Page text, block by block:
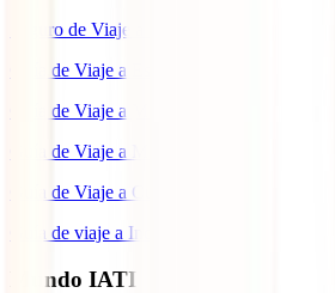
Seguro de Viaje a Colombia
Guía de Viaje a Estados Unidos
Guía de Viaje a México
Guía de Viaje a Marruecos
Guía de Viaje a Cuba
Guía de viaje a Indonesia
Mundo IATI